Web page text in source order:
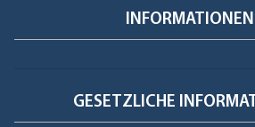
INFORMATIONEN
GESETZLICHE